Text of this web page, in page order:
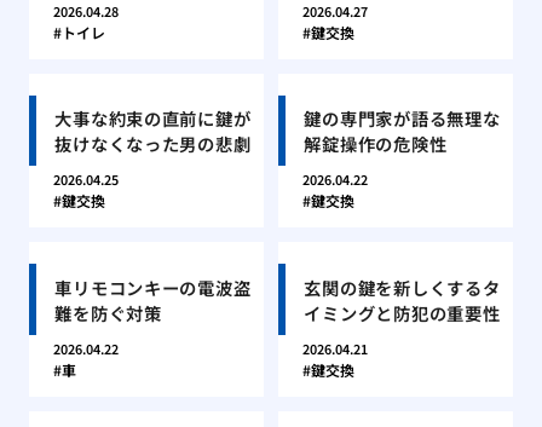
2026.04.28
トイレ
2026.04.27
鍵交換
大事な約束の直前に鍵が
抜けなくなった男の悲劇
2026.04.25
鍵交換
鍵の専門家が語る無理な
解錠操作の危険性
2026.04.22
鍵交換
車リモコンキーの電波盗
難を防ぐ対策
2026.04.22
車
玄関の鍵を新しくするタ
イミングと防犯の重要性
2026.04.21
鍵交換